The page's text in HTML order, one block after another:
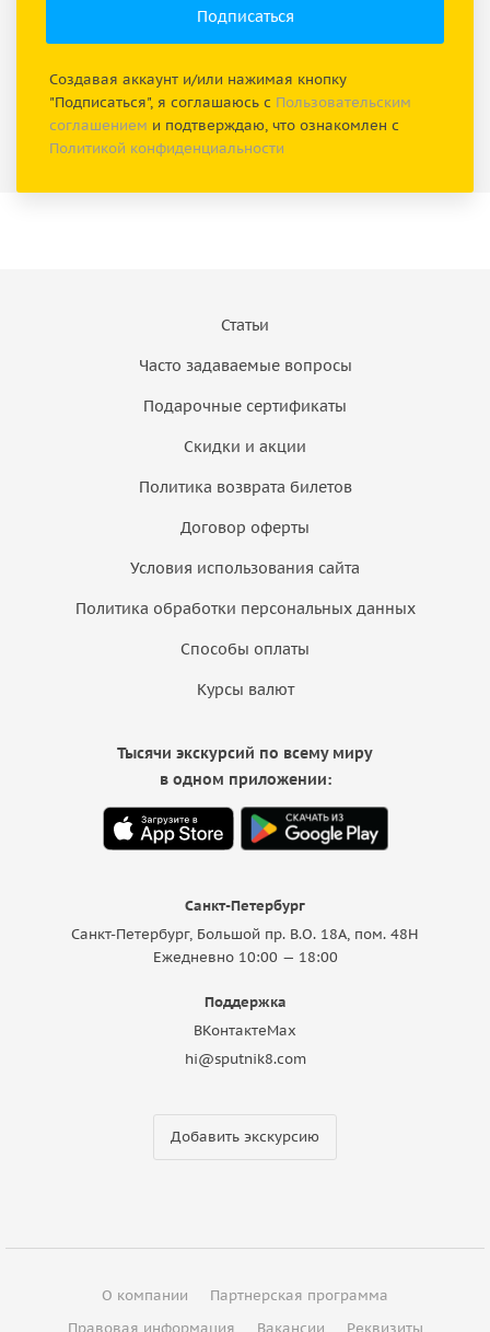
Создавая аккаунт и/или нажимая кнопку
"Подписаться", я соглашаюсь с Пользовательским
соглашением и подтверждаю, что ознакомлен с
Политикой конфиденциальности
Статьи
Часто задаваемые вопросы
Подарочные сертификаты
Скидки и акции
Политика возврата билетов
Договор оферты
Условия использования сайта
Политика обработки персональных данных
Способы оплаты
Курсы валют
Санкт-Петербург
Санкт-Петербург, Большой пр. В.О. 18A, пом. 48Н
Ежедневно 10:00 — 18:00
Поддержка
ВКонтактеMax
hi@sputnik8.com
Добавить экскурсию
Тысячи экскурсий по всему миру
в одном приложении:
О компании
Партнерская программа
Правовая информация
Вакансии Реквизиты